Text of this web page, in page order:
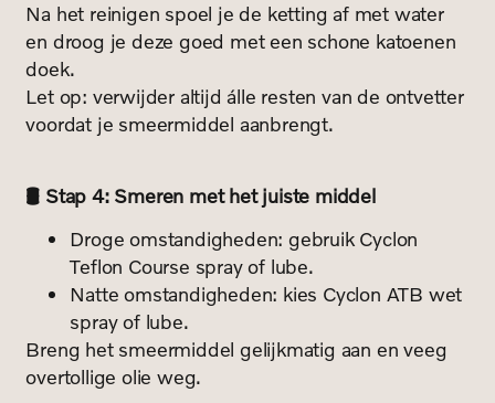
Na het reinigen spoel je de ketting af met water
en droog je deze goed met een schone katoenen
doek.
Let op: verwijder altijd álle resten van de ontvetter
voordat je smeermiddel aanbrengt.
🛢️ Stap 4: Smeren met het juiste middel
Droge omstandigheden: gebruik Cyclon
Teflon Course spray of lube.
Natte omstandigheden: kies Cyclon ATB wet
spray of lube.
Breng het smeermiddel gelijkmatig aan en veeg
overtollige olie weg.